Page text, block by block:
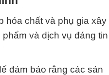
hóa chất và phụ gia xây
và dịch vụ đáng tin
đảm bảo rằng các sản